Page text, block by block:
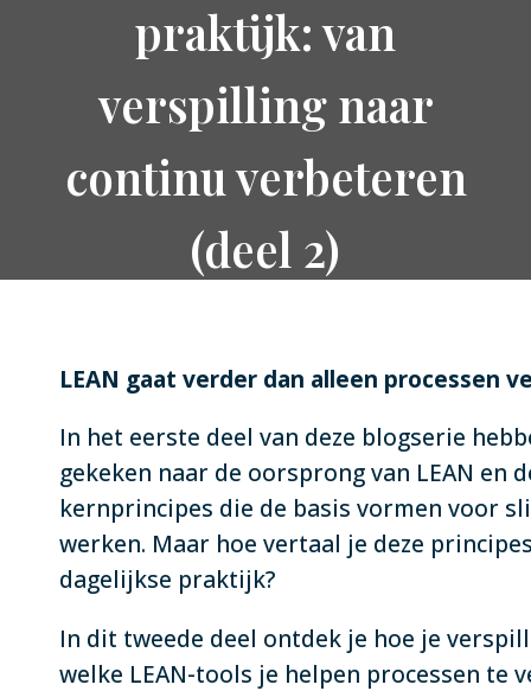
praktijk: van
verspilling naar
continu verbeteren
(deel 2)
LEAN gaat verder dan alleen processen
In het eerste deel van deze blogserie
gekeken naar de oorsprong van LEAN en
kernprincipes die de basis vormen voor
werken. Maar hoe vertaal je deze
dagelijkse praktijk?
In dit tweede deel ontdek je hoe je
welke LEAN-tools je helpen processen te